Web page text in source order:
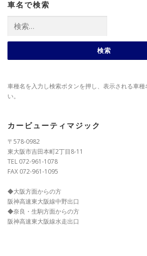
車名で検索
索:
車種名を入力し検索ボタンを押し、表示される車種
い。
カービューティマジック
〒578-0982
東大阪市吉田本町2丁目8-11
TEL 072-961-1078
FAX 072-961-1095
◆大阪方面からの方
阪神高速東大阪線中野出口
◆奈良・生駒方面からの方
阪神高速東大阪線水走出口